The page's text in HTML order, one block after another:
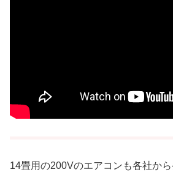
14畳用の200Vのエアコンも各社から